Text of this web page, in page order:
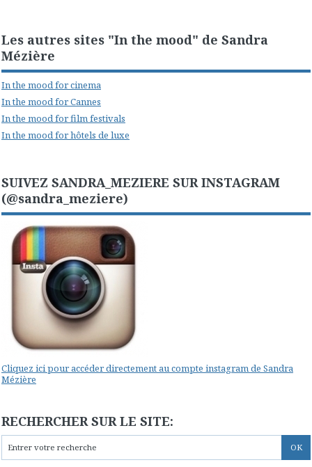
Les autres sites "In the mood" de Sandra
Mézière
In the mood for cinema
In the mood for Cannes
In the mood for film festivals
In the mood for hôtels de luxe
SUIVEZ SANDRA_MEZIERE SUR INSTAGRAM
(@sandra_meziere)
Cliquez ici pour accéder directement au compte instagram de Sandra
Mézière
RECHERCHER SUR LE SITE: